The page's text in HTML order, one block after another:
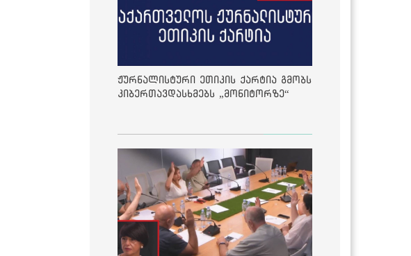
ჟურნალისტური ეთიკის ქარტია გმობს
კიბერთავდასხმებს „მონიტორზე“